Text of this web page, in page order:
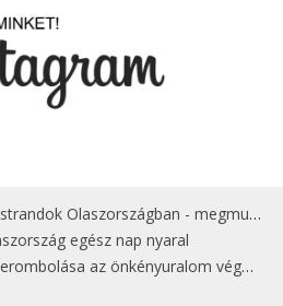
- megmutatjuk a 15 legjobbat
egész nap nyaral
az önkényuralom végét jelentette